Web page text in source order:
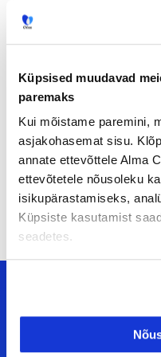
Küpsised muudavad
paremaks
Kui mõistame paremini,
asjakohasemat sisu.
annate ettevõttele Alma
ettevõtetele nõusoleku
isikupärastamiseks,
Küpsiste kasutamist
seadetes.